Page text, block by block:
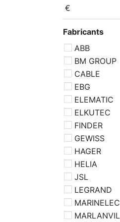
€
Fabricants
ABB
BM GROUP
CABLE
EBG
ELEMATIC
ELKUTEC
FINDER
GEWISS
HAGER
HELIA
JSL
LEGRAND
MARINELEC
MARLANVIL